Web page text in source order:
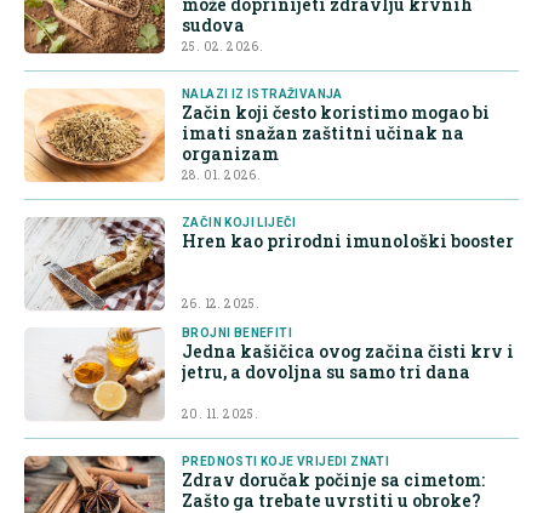
sudova
25. 02. 2026.
NALAZI IZ ISTRAŽIVANJA
Začin koji često koristimo mogao bi
imati snažan zaštitni učinak na
organizam
28. 01. 2026.
ZAČIN KOJI LIJEČI
Hren kao prirodni imunološki booster
26. 12. 2025.
BROJNI BENEFITI
Jedna kašičica ovog začina čisti krv i
jetru, a dovoljna su samo tri dana
20. 11. 2025.
PREDNOSTI KOJE VRIJEDI ZNATI
Zdrav doručak počinje sa cimetom:
Zašto ga trebate uvrstiti u obroke?